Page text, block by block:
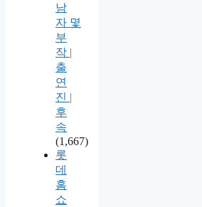
남
자 몇
부
작 |
출
연
진 |
후
속
(1,667)
롯
데
홈
쇼